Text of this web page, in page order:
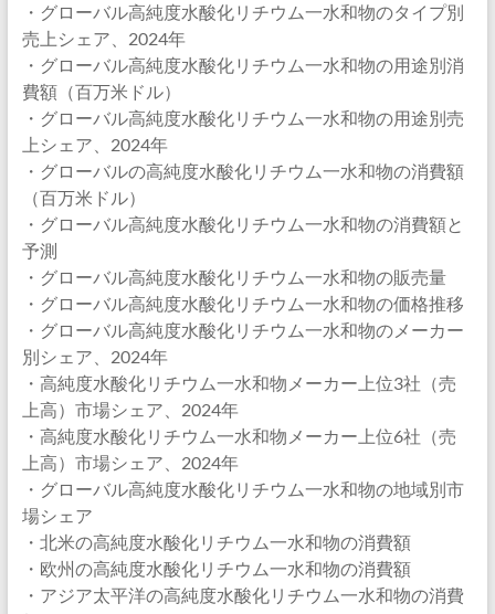
・グローバル高純度水酸化リチウム一水和物のタイプ別
売上シェア、2024年
・グローバル高純度水酸化リチウム一水和物の用途別消
費額（百万米ドル）
・グローバル高純度水酸化リチウム一水和物の用途別売
上シェア、2024年
・グローバルの高純度水酸化リチウム一水和物の消費額
（百万米ドル）
・グローバル高純度水酸化リチウム一水和物の消費額と
予測
・グローバル高純度水酸化リチウム一水和物の販売量
・グローバル高純度水酸化リチウム一水和物の価格推移
・グローバル高純度水酸化リチウム一水和物のメーカー
別シェア、2024年
・高純度水酸化リチウム一水和物メーカー上位3社（売
上高）市場シェア、2024年
・高純度水酸化リチウム一水和物メーカー上位6社（売
上高）市場シェア、2024年
・グローバル高純度水酸化リチウム一水和物の地域別市
場シェア
・北米の高純度水酸化リチウム一水和物の消費額
・欧州の高純度水酸化リチウム一水和物の消費額
・アジア太平洋の高純度水酸化リチウム一水和物の消費